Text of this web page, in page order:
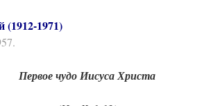
1971)
Первое чудо Иисуса Христа